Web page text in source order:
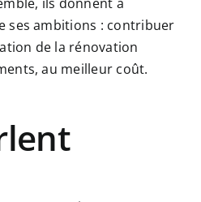
ses ambitions : contribuer
de la rénovation
au meilleur coût.